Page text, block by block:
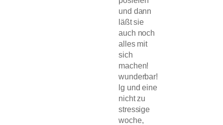
und dann
läßt sie
auch noch
alles mit
sich
machen!
wunderbar!
lg und eine
nicht zu
stressige
woche,